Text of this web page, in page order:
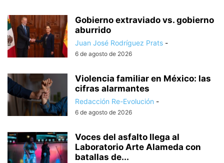
Gobierno extraviado vs. gobierno
aburrido
Juan José Rodríguez Prats -
6 de agosto de 2026
Violencia familiar en México: las
cifras alarmantes
Redacción Re-Evolución -
6 de agosto de 2026
Voces del asfalto llega al
Laboratorio Arte Alameda con
batallas de...